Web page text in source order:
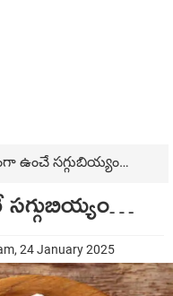
ఉంచే సగ్గుబియ్యం…
24 January 2025